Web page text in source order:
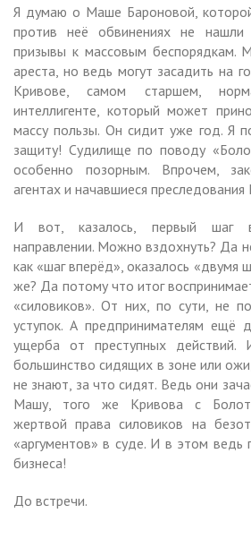
Я думаю о Маше Бароновой,
против неё обвинениях не
призывы к массовым беспорядкам.
ареста, но ведь могут засадить на
Кривове, самом старшем,
интеллигенте, который может
массу пользы. Он сидит уже год. Я
защиту! Судилище по поводу
особенно позорным. Впрочем,
агентах и начавшиеся
И вот, казалось, первый шаг
направлении. Можно вздохнуть? Да
как «шаг вперёд», оказалось «двумя
же? Да потому что итог
«силовиков». От них, по сути, не
уступок. А предпринимателям ещё
ущерба от преступных
большинство сидящих в зоне или
не знают, за что сидят. Ведь они
Машу, того же Кривова с
жертвой права силовиков на
«аргументов» в суде. И в этом ведь
бизнеса!
До встречи.